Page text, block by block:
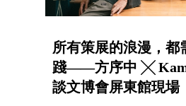
所有策展的浪漫，都
踐——方序中 ╳
談文博會屏東館現場